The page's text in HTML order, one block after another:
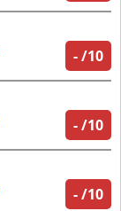
-/10
-/10
-/10